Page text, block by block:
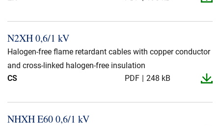
N2XH 0,6/1 kV
Halogen-free flame retardant cables with copper conductor
and cross-linked halogen-free insulation
CS
PDF 248 kB
NHXH E60 0,6/1 kV